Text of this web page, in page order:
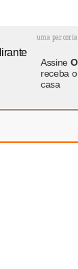
uma
Assine
receba
casa